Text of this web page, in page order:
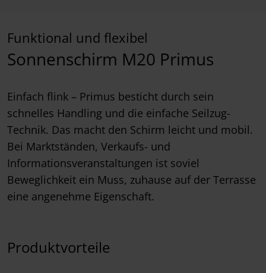
Funktional und flexibel
Sonnenschirm M20 Primus
Einfach flink – Primus besticht durch sein
schnelles Handling und die einfache Seilzug-
Technik. Das macht den Schirm leicht und mobil.
Bei Marktständen, Verkaufs- und
Informationsveranstaltungen ist soviel
Beweglichkeit ein Muss, zuhause auf der Terrasse
eine angenehme Eigenschaft.
Produktvorteile